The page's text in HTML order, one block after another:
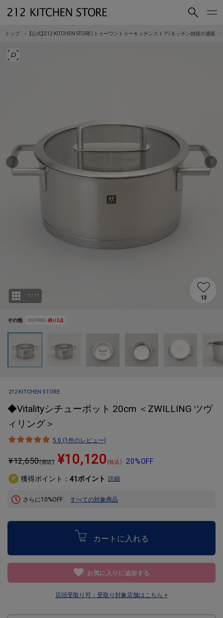
買いもの
212 KITCHEN STORE 公式SNSアカウント
Instagram Facebook Mail Magazine YouTube
トップ 【公式】212 KITCHEN STORE（トゥーワントゥーキッチンストア）キッチン雑貨の通販
その他 00(FREE) 残り2点
1 / 11 13
212 KITCHEN STORE
◆Vitalityシチューポット 20cm ＜ZWILLING ツヴ
ィリング＞
5.0 (1件のレビュー)
¥12,650(税込) ¥10,120 (税込)
20%OFF
獲得ポイント： 41ポイント 詳細
さらに10%OFF すべての対象商品
カートに入れる
お気に入りに追加する
店頭受取り可： 受取り対象店舗はこちら >